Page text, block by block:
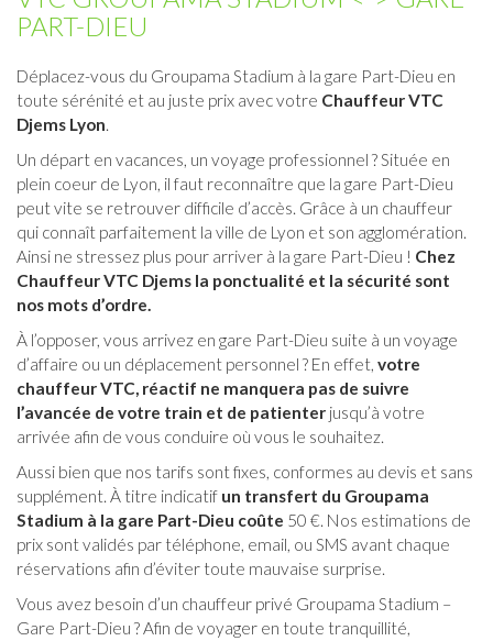
PART-DIEU
Déplacez-vous du Groupama Stadium à la gare Part-Dieu en
toute sérénité et au juste prix avec votre Chauffeur VTC
Djems Lyon.
Un départ en vacances, un voyage professionnel ? Située en
plein coeur de Lyon, il faut reconnaître que la gare Part-Dieu
peut vite se retrouver difficile d’accès. Grâce à un chauffeur
qui connaît parfaitement la ville de Lyon et son agglomération.
Ainsi ne stressez plus pour arriver à la gare Part-Dieu ! Chez
Chauffeur VTC Djems la ponctualité et la sécurité sont
nos mots d’ordre.
À l’opposer, vous arrivez en gare Part-Dieu suite à un voyage
d’affaire ou un déplacement personnel ? En effet, votre
chauffeur VTC, réactif ne manquera pas de suivre
l’avancée de votre train et de patienter jusqu’à votre
arrivée afin de vous conduire où vous le souhaitez.
Aussi bien que nos tarifs sont fixes, conformes au devis et sans
supplément. À titre indicatif un transfert du Groupama
Stadium à la gare Part-Dieu coûte 50 €. Nos estimations de
prix sont validés par téléphone, email, ou SMS avant chaque
réservations afin d’éviter toute mauvaise surprise.
Vous avez besoin d’un chauffeur privé Groupama Stadium –
Gare Part-Dieu ? Afin de voyager en toute tranquillité,